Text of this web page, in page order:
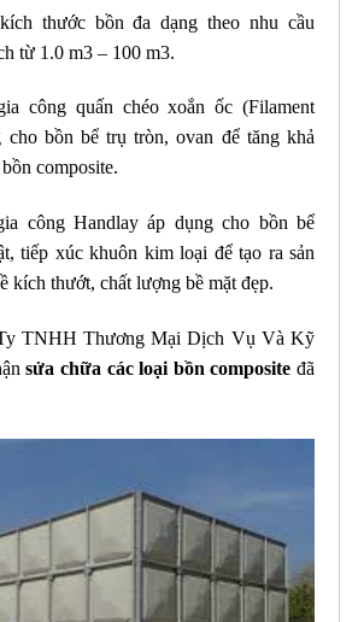
thước bồn đa dạng theo nhu cầu
từ 1.0 m3 – 100 m3.
công quấn chéo xoắn ốc (Filament
cho bồn bể trụ tròn, ovan để tăng khả
composite.
công Handlay áp dụng cho bồn bể
tiếp xúc khuôn kim loại để tạo ra sản
kích thướt, chất lượng bề mặt đẹp.
TNHH Thương Mại Dịch Vụ Và Kỹ
sửa chữa các loại bồn composite đã